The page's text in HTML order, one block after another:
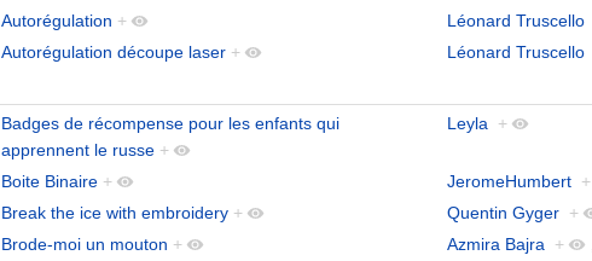
Autorégulation + Léonard Truscello
Autorégulation découpe laser + Léonard Truscello
Badges de récompense pour les enfants qui
apprennent le russe +
Leyla +
Boite Binaire + JeromeHumbert +
Break the ice with embroidery + Quentin Gyger +
Brode-moi un mouton + Azmira Bajra +